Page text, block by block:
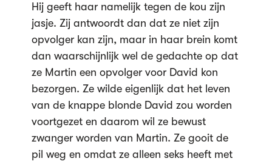
Hij geeft haar namelijk tegen de kou zijn
jasje. Zij antwoordt dan dat ze niet zijn
opvolger kan zijn, maar in haar brein komt
dan waarschijnlijk wel de gedachte op dat
ze Martin een opvolger voor David kon
bezorgen. Ze wilde eigenlijk dat het leven
van de knappe blonde David zou worden
voortgezet en daarom wil ze bewust
zwanger worden van Martin. Ze gooit de
pil weg en omdat ze alleen seks heeft met